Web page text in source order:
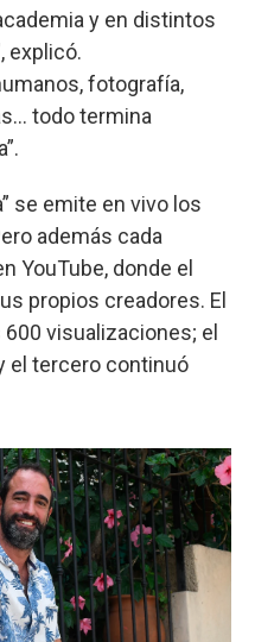
y en distintos
explicó.
fotografía,
todo termina
se emite en vivo los
además cada
YouTube, donde el
propios creadores. El
visualizaciones; el
el tercero continuó